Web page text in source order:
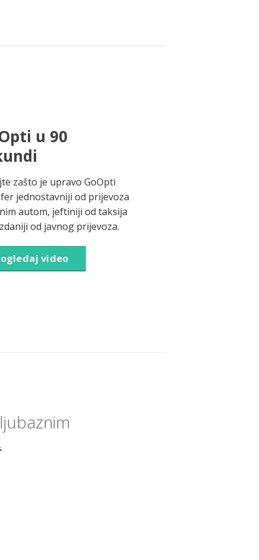
u 90
zašto je upravo GoOpti
jednostavniji od prijevoza
autom, jeftiniji od taksija
od javnog prijevoza.
video